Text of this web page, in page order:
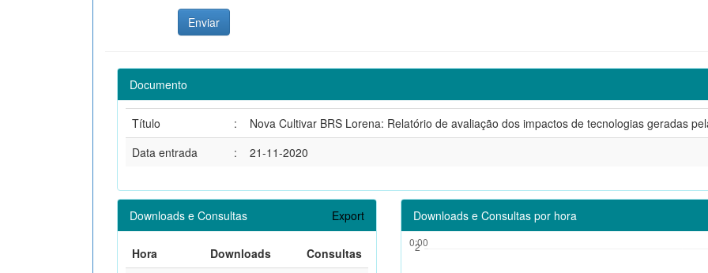
Documento
Título :
Nova Cultivar BRS Lorena: Relatório de avaliação dos impactos de tecnologias geradas
Data entrada
: 21-11-2020
Downloads e Consultas Export
Hora Downloads
Consultas
Downloads e Consultas por hora